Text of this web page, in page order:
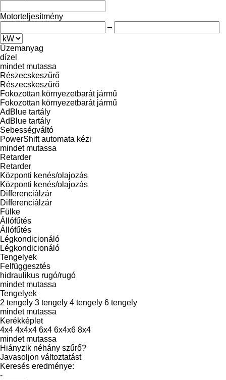
Motorteljesítmény
–
Üzemanyag
dízel
mindet mutassa
Részecskeszűrő
Részecskeszűrő
Fokozottan környezetbarát jármű
Fokozottan környezetbarát jármű
AdBlue tartály
AdBlue tartály
Sebességváltó
PowerShift automata kézi
mindet mutassa
Retarder
Retarder
Központi kenés/olajozás
Központi kenés/olajozás
Differenciálzár
Differenciálzár
Fülke
Állófűtés
Állófűtés
Légkondicionáló
Légkondicionáló
Tengelyek
Felfüggesztés
hidraulikus rugó/rugó
mindet mutassa
Tengelyek
2 tengely 3 tengely 4 tengely 6 tengely
mindet mutassa
Kerékképlet
4x4 4x4x4 6x4 6x4x6 8x4
mindet mutassa
Hiányzik néhány szűrő?
Javasoljon változtatást
Keresés eredménye:
-